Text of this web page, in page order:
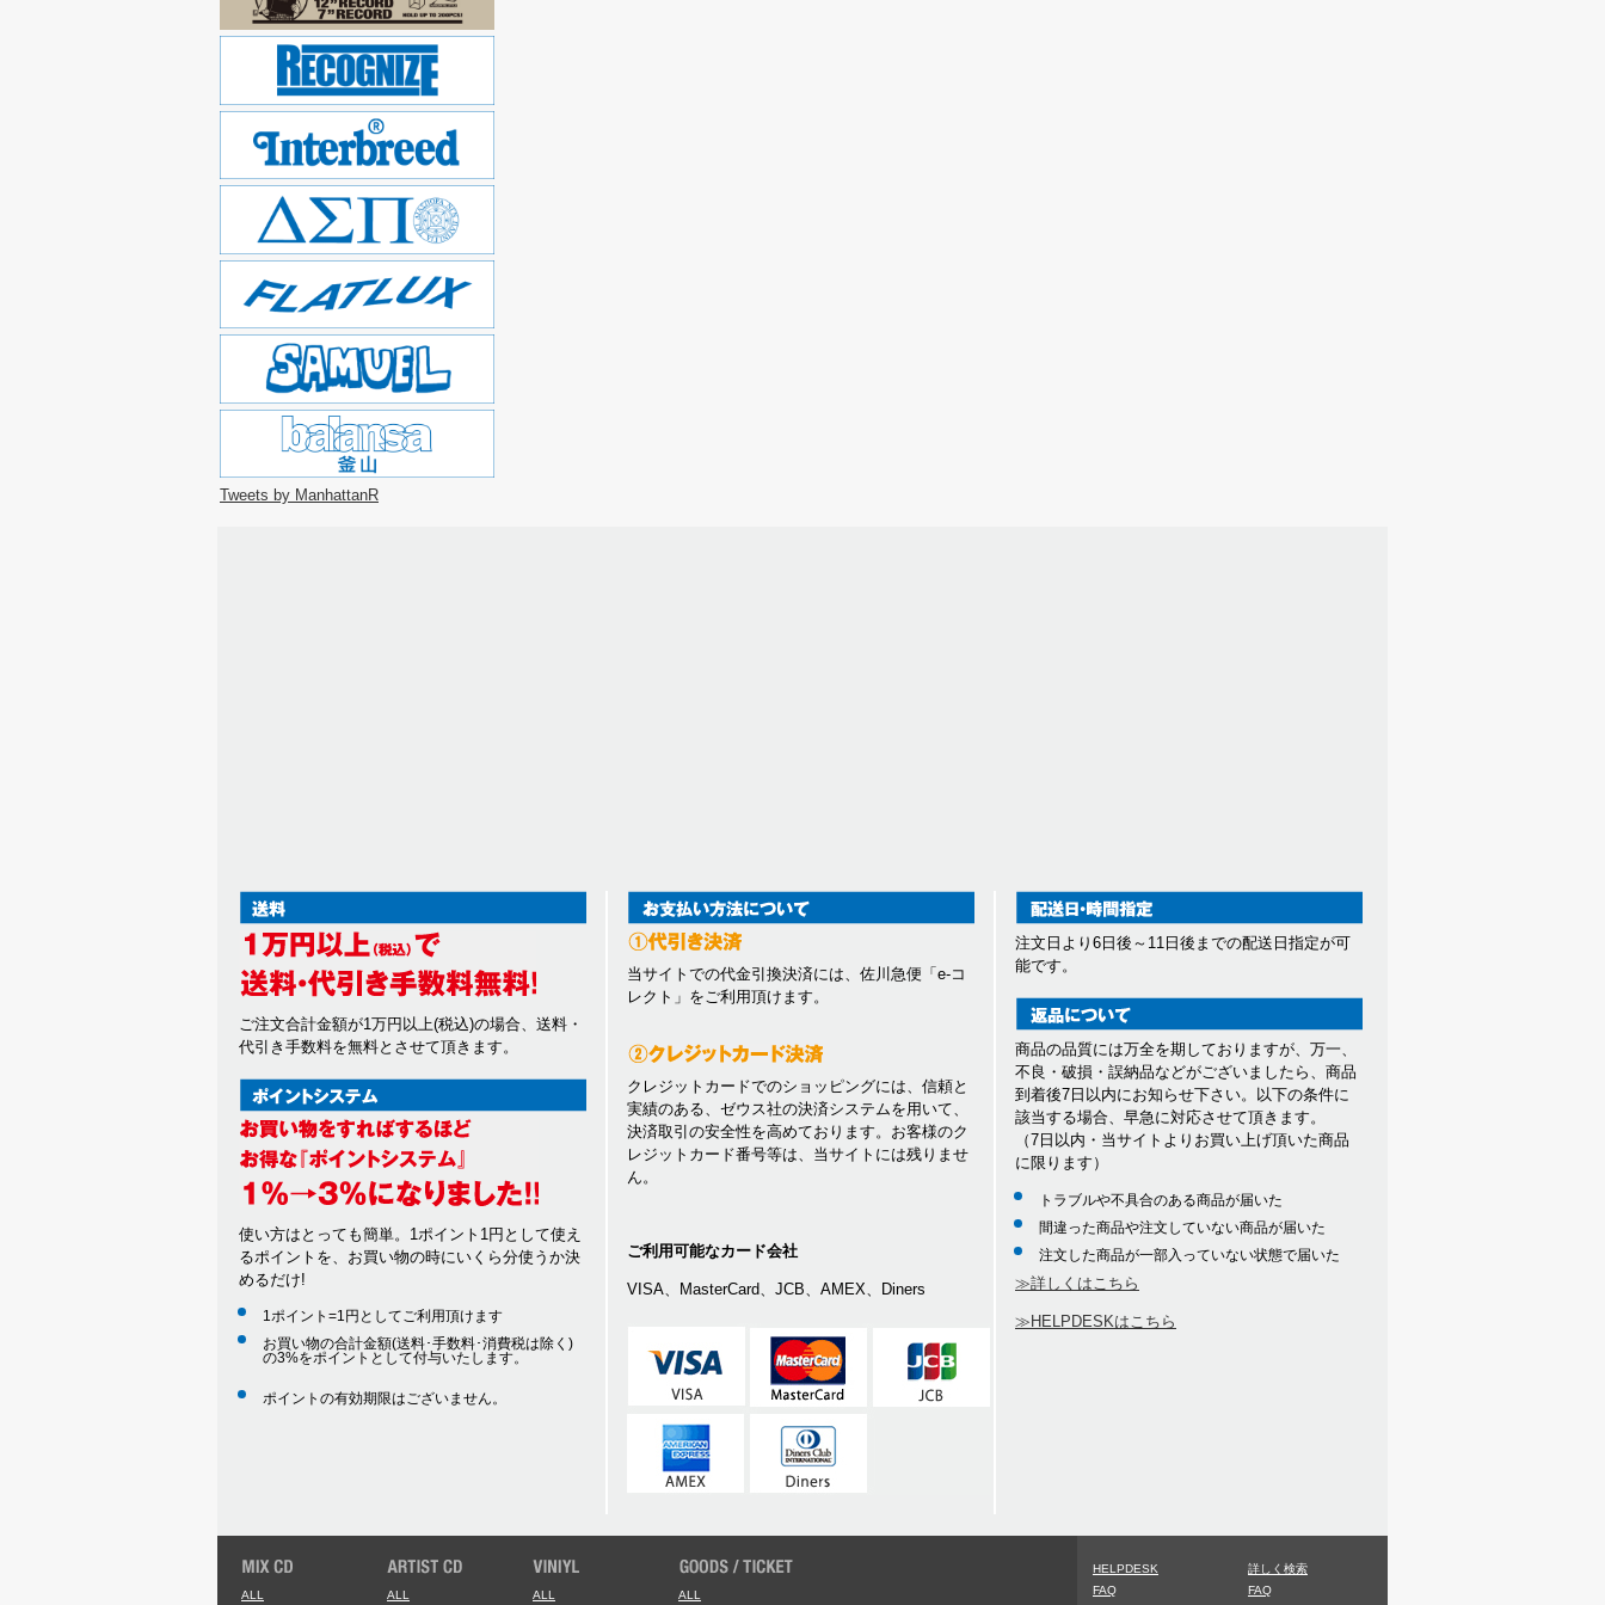
Tweets by ManhattanR
ご注文合計金額が1万円以上(税込)の場合、送料・
代引き手数料を無料とさせて頂きます。
使い方はとっても簡単。1ポイント1円として使え
るポイントを、お買い物の時にいくら分使うか決
めるだけ!
1ポイント=1円としてご利用頂けます
お買い物の合計金額(送料･手数料･消費税は除く)
の3%をポイントとして付与いたします。
ポイントの有効期限はございません。
当サイトでの代金引換決済には、佐川急便「e-コ
レクト」をご利用頂けます。
クレジットカードでのショッピングには、信頼と
実績のある、ゼウス社の決済システムを用いて、
決済取引の安全性を高めております。お客様のク
レジットカード番号等は、当サイトには残りませ
ん。
ご利用可能なカード会社
VISA、MasterCard、JCB、AMEX、Diners
注文日より6日後～11日後までの配送日指定が可
能です。
商品の品質には万全を期しておりますが、万一、
不良・破損・誤納品などがございましたら、商品
到着後7日以内にお知らせ下さい。以下の条件に
該当する場合、早急に対応させて頂きます。
（7日以内・当サイトよりお買い上げ頂いた商品
に限ります）
トラブルや不具合のある商品が届いた
間違った商品や注文していない商品が届いた
注文した商品が一部入っていない状態で届いた
≫詳しくはこちら
≫HELPDESKはこちら
ALL ALL ALL ALL
HELPDESK
FAQ
詳しく検索
FAQ